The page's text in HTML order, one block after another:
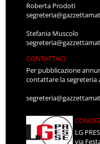
Roberta Prodoti
Stefania Muscolo
CONTATTACI
Per pubblicazione
contattare la segreteria
LG
via